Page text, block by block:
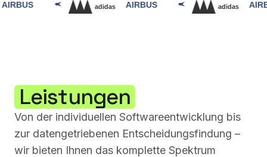
Leistungen
Von der individuellen Softwareentwicklung bis
zur datengetriebenen Entscheidungsfindung –
wir bieten Ihnen das komplette Spektrum